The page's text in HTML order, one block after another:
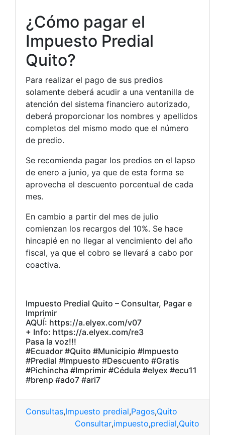
¿Cómo pagar el
Impuesto Predial
Quito?
Para realizar el pago de sus predios
solamente deberá acudir a una ventanilla de
atención del sistema financiero autorizado,
deberá proporcionar los nombres y apellidos
completos del mismo modo que el número
de predio.
Se recomienda pagar los predios en el lapso
de enero a junio, ya que de esta forma se
aprovecha el descuento porcentual de cada
mes.
En cambio a partir del mes de julio
comienzan los recargos del 10%. Se hace
hincapié en no llegar al vencimiento del año
fiscal, ya que el cobro se llevará a cabo por
coactiva.
Impuesto Predial Quito – Consultar, Pagar e
Imprimir
AQUÍ: https://a.elyex.com/v07
+ Info: https://a.elyex.com/re3
Pasa la voz!!!
#Ecuador #Quito #Municipio #Impuesto
#Predial #Impuesto #Descuento #Gratis
#Pichincha #Imprimir #Cédula #elyex #ecu11
#brenp #ado7 #ari7
Consultas,Impuesto predial,Pagos,Quito
Consultar,impuesto,predial,Quito